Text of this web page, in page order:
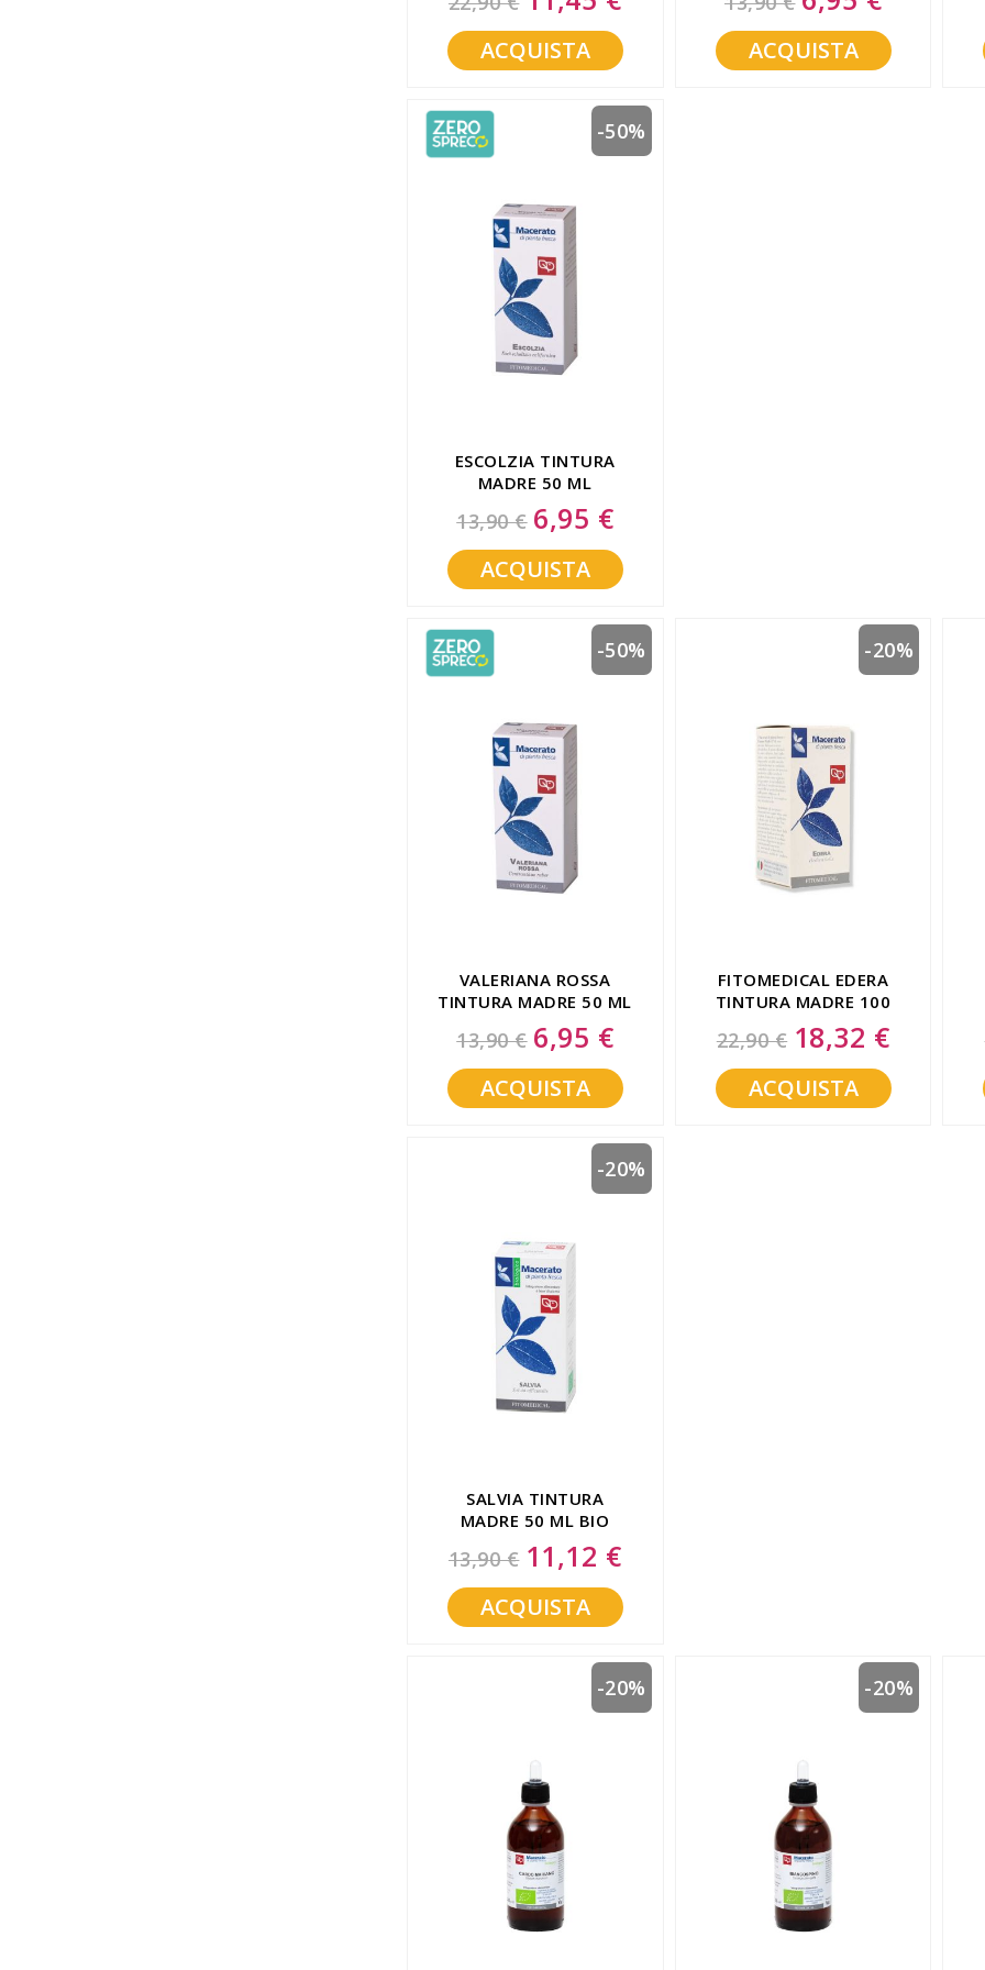
ML
ACQUISTA
Price
ACQUISTA
ESCOLZIA TINTURA
MADRE 50 ML
13,90 €
-50%
Special
Price
6,95 €
ACQUISTA
VALERIANA ROSSA
TINTURA MADRE 50 ML
13,90 €
-50%
Special
Price
6,95 €
ACQUISTA
FITOMEDICAL EDERA
TINTURA MADRE 100
ML
22,90 €
-20%
Special
Price
18,32 €
ACQUISTA
SALVIA TINTURA
MADRE 50 ML BIO
13,90 €
-20%
Special
11,12 €
ACQUISTA
-20% -20%